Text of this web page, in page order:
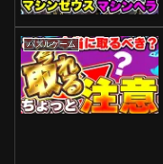
パズルゲーム